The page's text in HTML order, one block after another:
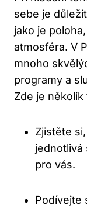
sebe je
jako je
atmosféra. V
mnoho
programy a
Zde je
Zjistěte
jednotlivá
pro vás.
Podívejte